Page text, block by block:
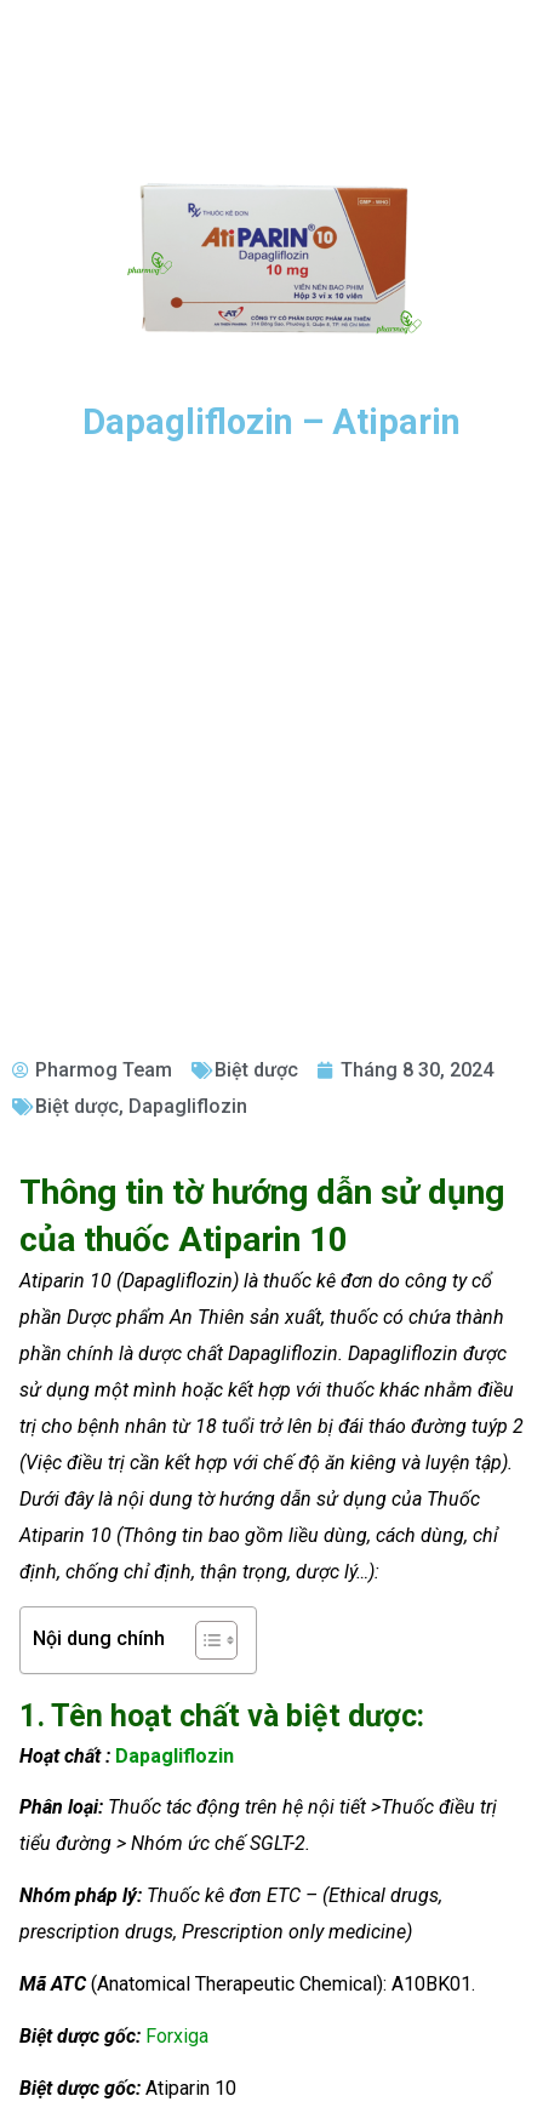
Dapagliflozin – Atiparin
Pharmog Team Biệt dược
Tháng 8 30, 2024
Biệt dược, Dapagliflozin
Thông tin tờ hướng dẫn sử dụng
của thuốc Atiparin 10
Atiparin 10 (Dapagliflozin) là thuốc kê đơn do công ty cổ
phần Dược phẩm An Thiên sản xuất, thuốc có chứa thành
phần chính là dược chất Dapagliflozin. Dapagliflozin được
sử dụng một mình hoặc kết hợp với thuốc khác nhằm điều
trị cho bệnh nhân từ 18 tuổi trở lên bị đái tháo đường tuýp 2
(Việc điều trị cần kết hợp với chế độ ăn kiêng và luyện tập).
Dưới đây là nội dung tờ hướng dẫn sử dụng của Thuốc
Atiparin 10 (Thông tin bao gồm liều dùng, cách dùng, chỉ
định, chống chỉ định, thận trọng, dược lý…):
Nội dung chính
1. Tên hoạt chất và biệt dược:
Hoạt chất : Dapagliflozin
Phân loại: Thuốc tác động trên hệ nội tiết >Thuốc điều trị
tiểu đường > Nhóm ức chế SGLT-2.
Nhóm pháp lý: Thuốc kê đơn ETC – (Ethical drugs,
prescription drugs, Prescription only medicine)
Mã ATC(Anatomical Therapeutic Chemical): A10BK01.
Biệt dược gốc: Forxiga
Biệt dược gốc: Atiparin 10